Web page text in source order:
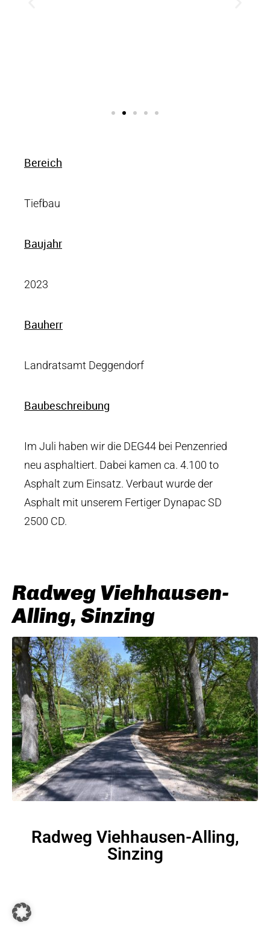
Bereich
Tiefbau
Baujahr
2023
Bauherr
Landratsamt Deggendorf
Baubeschreibung
Im Juli haben wir die DEG44 bei Penzenried
neu asphaltiert. Dabei kamen ca. 4.100 to
Asphalt zum Einsatz. Verbaut wurde der
Asphalt mit unserem Fertiger Dynapac SD
2500 CD.
Radweg Viehhausen-
Alling, Sinzing
Radweg Viehhausen-Alling,
Sinzing